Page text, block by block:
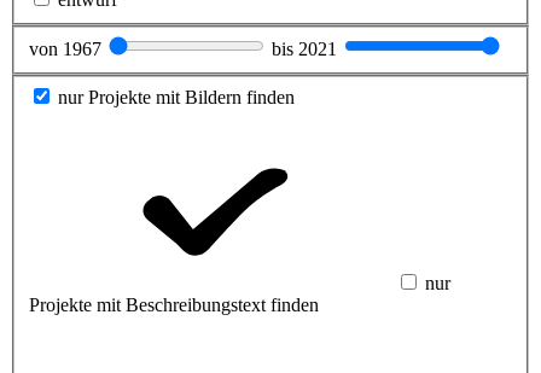
von 1967 bis 2021
nur Projekte mit Bildern finden
nur
Projekte mit Beschreibungstext finden